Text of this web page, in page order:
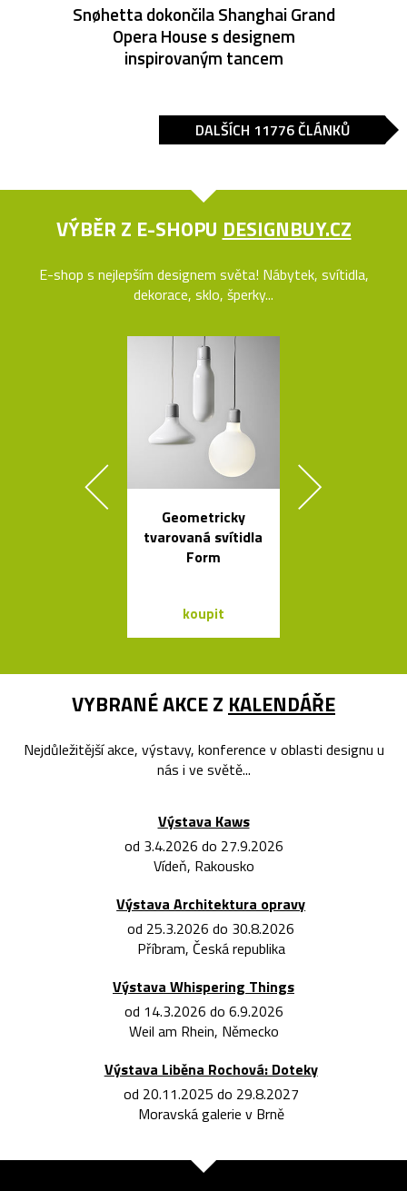
Snøhetta dokončila Shanghai Grand
Opera House s designem
inspirovaným tancem
DALŠÍCH 11776 ČLÁNKŮ
VÝBĚR Z E-SHOPU DESIGNBUY.CZ
E-shop s nejlepším designem světa! Nábytek, svítidla,
dekorace, sklo, šperky...
Geometricky
tvarovaná svítidla
Form
koupit
VYBRANÉ AKCE Z KALENDÁŘE
Nejdůležitější akce, výstavy, konference v oblasti designu u
nás i ve světě...
Výstava Kaws
od 3.4.2026 do 27.9.2026
Vídeň, Rakousko
Výstava Architektura opravy
od 25.3.2026 do 30.8.2026
Příbram, Česká republika
Výstava Whispering Things
od 14.3.2026 do 6.9.2026
Weil am Rhein, Německo
Výstava Liběna Rochová: Doteky
od 20.11.2025 do 29.8.2027
Moravská galerie v Brně